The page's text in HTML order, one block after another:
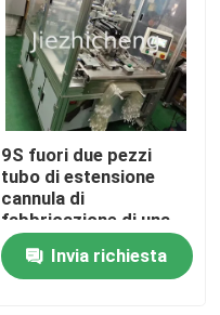
9S fuori due pezzi
tubo di estensione
cannula di
fabbricazione di una
volta per tutte
macchina saldatura
liscia con funzione di
Invia richiesta